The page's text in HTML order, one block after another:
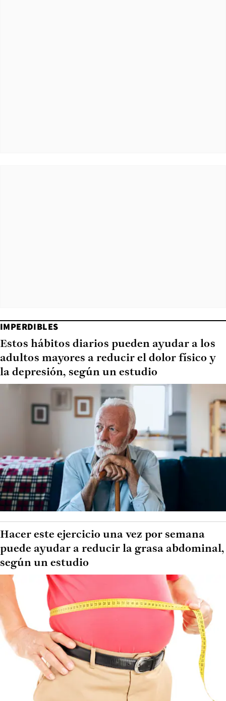
IMPERDIBLES
Estos hábitos diarios pueden ayudar a los
adultos mayores a reducir el dolor físico y
la depresión, según un estudio
Hacer este ejercicio una vez por semana
puede ayudar a reducir la grasa abdominal,
según un estudio